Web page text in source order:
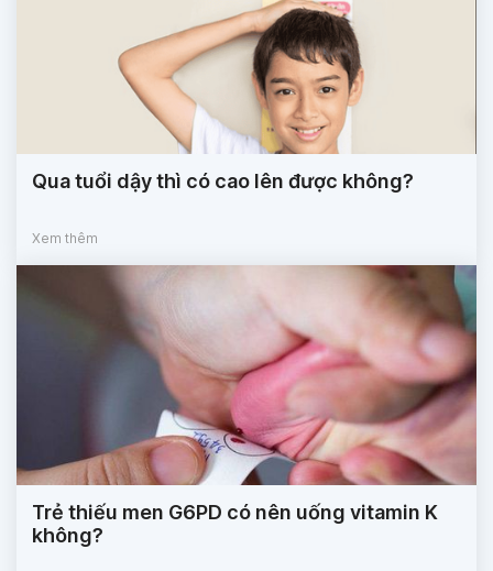
Qua tuổi dậy thì có cao lên được không?
Xem thêm
Trẻ thiếu men G6PD có nên uống vitamin K
không?